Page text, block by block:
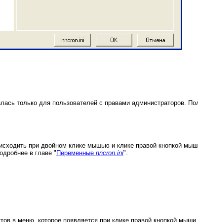
только для пользователей с правами администраторов.
при двойном клике мышью и клике правой кнопкой
в главе " Переменные nncron.ini".
в меню, которое появляется при клике правой кнопкой